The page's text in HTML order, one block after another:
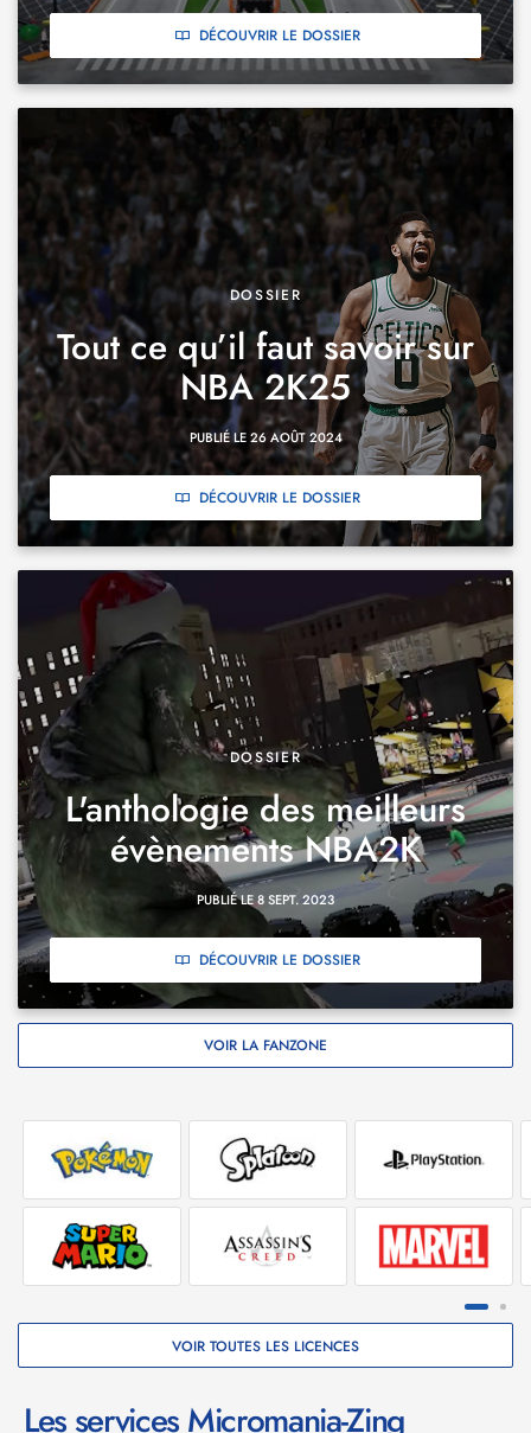
DÉCOUVRIR LE DOSSIER
DOSSIER
Tout ce qu’il faut savoir sur
NBA 2K25
PUBLIÉ LE 26 AOÛT 2024
DÉCOUVRIR LE DOSSIER
DOSSIER
L'anthologie des meilleurs
évènements NBA2K
PUBLIÉ LE 8 SEPT. 2023
DÉCOUVRIR LE DOSSIER
VOIR LA FANZONE
VOIR TOUTES LES LICENCES
Les services Micromania-Zing